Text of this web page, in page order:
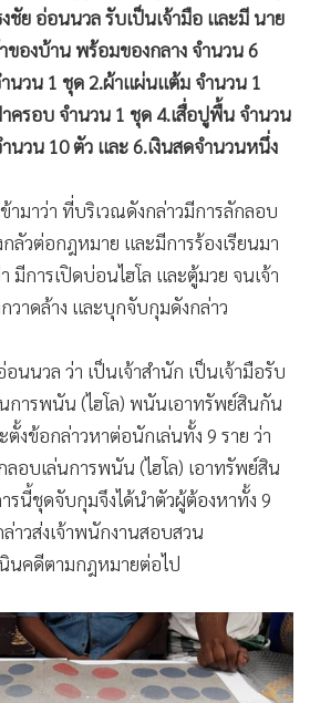
ชัย อ่อนนวล รับเป็นเจ้ามือ และมี นาย
ของบ้าน พร้อมของกลาง จำนวน 6
ำนวน 1 ชุด 2.ผ้าแผ่นแต้ม จำนวน 1
ครอบ จำนวน 1 ชุด 4.เสื่อปูพื้น จำนวน
นวน 10 ตัว และ 6.เงินสดจำนวนหนึ่ง
ามาว่า ที่บริเวณดังกล่าวมีการลักลอบ
กลัวต่อกฎหมาย และมีการร้องเรียนมา
มีการเปิดบ่อนไฮโล และตู้มวย จนเจ้า
วาดล้าง และบุกจับกุมดังกล่าว
นนวล ว่า เป็นเจ้าสำนัก เป็นเจ้ามือรับ
การพนัน (ไฮโล) พนันเอาทรัพย์สินกัน
งข้อกล่าวหาต่อนักเล่นทั้ง 9 ราย ว่า
บเล่นการพนัน (ไฮโล) เอาทรัพย์สิน
รนี้ชุดจับกุมจึงได้นำตัวผู้ต้องหาทั้ง 9
าวส่งเจ้าพนักงานสอบสวน
นคดีตามกฎหมายต่อไป